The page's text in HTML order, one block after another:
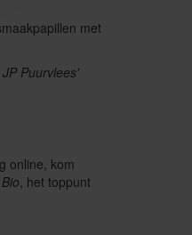
met
JP Puurvlees'
online, kom
, het toppunt